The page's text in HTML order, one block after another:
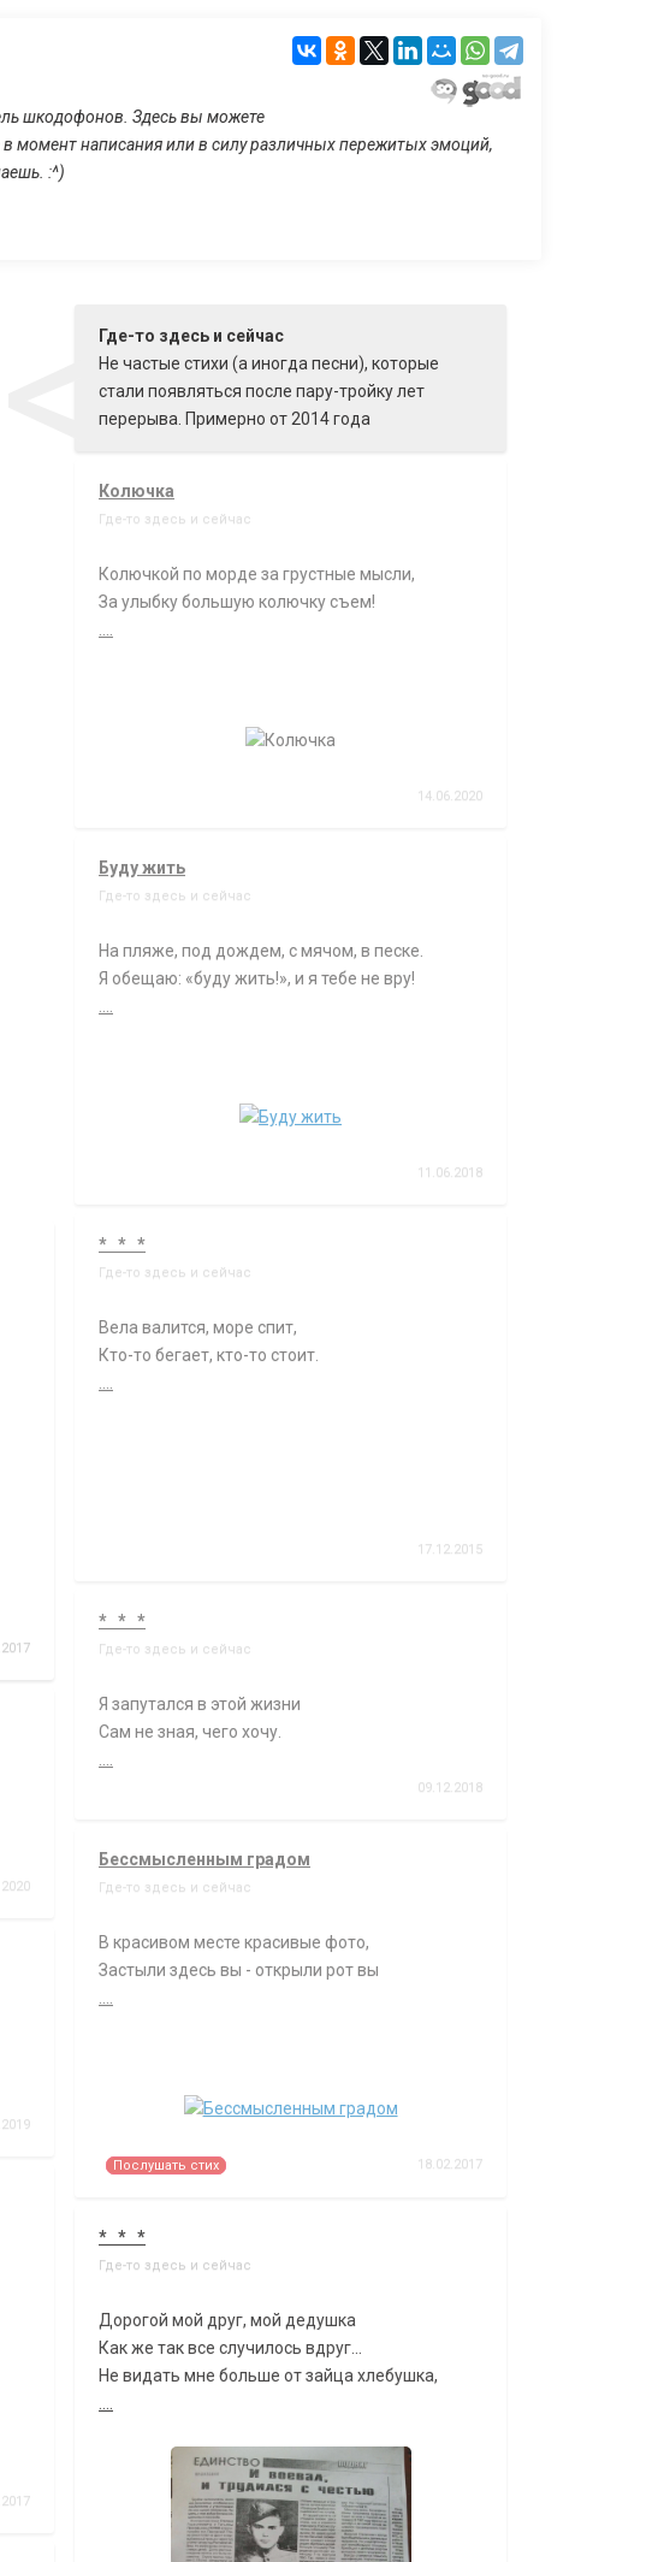
шкодофонов. Здесь вы можете
в момент написания или в силу различных пережитых эмоций,
:^)
Где-то здесь и сейчас
Не частые стихи (а иногда песни), которые
стали появляться после пару-тройку лет
перерыва. Примерно от 2014 года
Колючка
Где-то здесь и сейчас
Колючкой по морде за грустные мысли,
За улыбку большую колючку съем!
14.06.2020
Буду жить
Где-то здесь и сейчас
На пляже, под дождем, с мячом, в песке.
Я обещаю: «буду жить!», и я тебе не вру!
11.06.2018
* * *
Где-то здесь и сейчас
Вела валится, море спит,
Кто-то бегает, кто-то стоит.
17.12.2015
* * *
Где-то здесь и сейчас
Я запутался в этой жизни
Сам не зная, чего хочу.
09.12.2018
Бессмысленным градом
Где-то здесь и сейчас
В красивом месте красивые фото,
Застыли здесь вы - открыли рот вы
Послушать стих 18.02.2017
* * *
Где-то здесь и сейчас
Дорогой мой друг, мой дедушка
Как же так все случилось вдруг...
Не видать мне больше от зайца хлебушка,